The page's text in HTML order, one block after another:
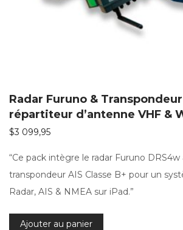
Radar Furuno &
répartiteur d’antenne VHF &
$3 099,95
“Ce pack intègre le radar Furuno DRS4w
transpondeur AIS Classe B+ pour un
Radar, AIS & NMEA sur iPad.”
Ajouter au panier